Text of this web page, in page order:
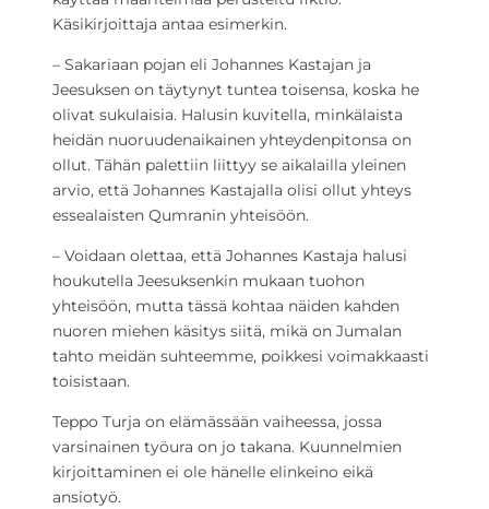
Käsikirjoittaja antaa esimerkin.
– Sakariaan pojan eli Johannes Kastajan ja
Jeesuksen on täytynyt tuntea toisensa, koska he
olivat sukulaisia. Halusin kuvitella, minkälaista
heidän nuoruudenaikainen yhteydenpitonsa on
ollut. Tähän palettiin liittyy se aikalailla yleinen
arvio, että Johannes Kastajalla olisi ollut yhteys
essealaisten Qumranin yhteisöön.
– Voidaan olettaa, että Johannes Kastaja halusi
houkutella Jeesuksenkin mukaan tuohon
yhteisöön, mutta tässä kohtaa näiden kahden
nuoren miehen käsitys siitä, mikä on Jumalan
tahto meidän suhteemme, poikkesi voimakkaasti
toisistaan.
Teppo Turja on elämässään vaiheessa, jossa
varsinainen työura on jo takana. Kuunnelmien
kirjoittaminen ei ole hänelle elinkeino eikä
ansiotyö.